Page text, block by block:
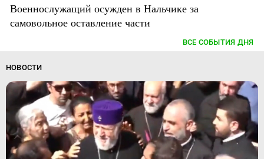
Военнослужащий осужден в Нальчике за
самовольное оставление части
ВСЕ СОБЫТИЯ ДНЯ
НОВОСТИ